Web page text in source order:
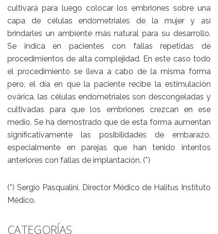
cultivará para luego colocar los embriones sobre una
capa de células endometriales de la mujer y así
brindarles un ambiente más natural para su desarrollo.
Se indica en pacientes con fallas repetidas de
procedimientos de alta complejidad. En este caso todo
el procedimiento se lleva a cabo de la misma forma
pero, el día en que la paciente recibe la estimulación
ovárica, las células endometriales son descongeladas y
cultivadas para que los embriones crezcan en ese
medio. Se ha demostrado que de esta forma aumentan
significativamente las posibilidades de embarazo,
especialmente en parejas que han tenido intentos
anteriores con fallas de implantación. (*)
(*) Sergio Pasqualini, Director Médico de Halitus Instituto
Médico.
CATEGORÍAS